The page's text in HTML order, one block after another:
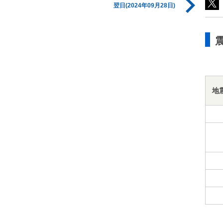
翌日(2024年09月28日)
地